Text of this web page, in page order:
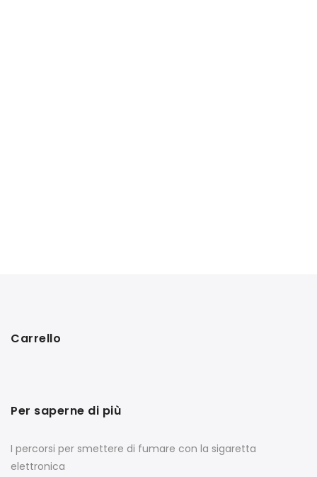
Carrello
Per saperne di più
I percorsi per smettere di fumare con la sigaretta
elettronica